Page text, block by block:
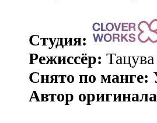
Студия:
Режиссёр:
Снято по манге:
Автор